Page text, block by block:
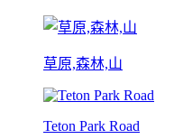
草原,森林,山
Teton Park Road